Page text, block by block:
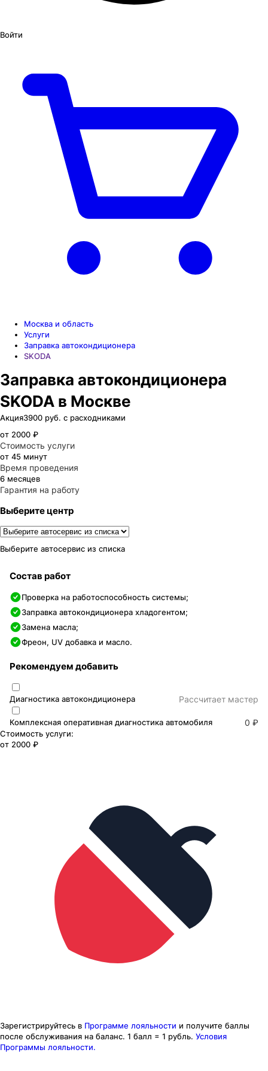
Войти
Москва и область
Услуги
Заправка автокондиционера
SKODA
Заправка автокондиционера
SKODA в Москве
Акция3900 руб. с расходниками
от 2000 ₽
Стоимость услуги
от 45 минут
Время проведения
6 месяцев
Гарантия на работу
Выберите центр
Выберите автосервис из списка
Состав работ
Проверка на работоспособность системы;
Заправка автокондиционера хладогентом;
Замена масла;
Фреон, UV добавка и масло.
Рекомендуем добавить
Диагностика автокондиционера Раcсчитает мастер
Комплексная оперативная диагностика автомобиля 0 ₽
Стоимость услуги:
от 2000 ₽
Зарегистрируйтесь в Программе лояльности и получите баллы
после обслуживания на баланс. 1 балл = 1 рубль. Условия
Программы лояльности.